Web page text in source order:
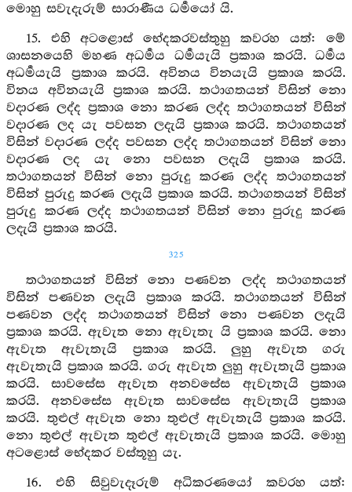
මොහු සවැදැරුම් සාරාණීය ධර්‍මයෝ යි.
15. එහි අටළොස් භේදකරවස්තුහු කවරහ යත්: මේ
ශාසනයෙහි මහණ අධර්‍මය ධර්‍මයැයි ප්‍රකාශ කරයි. ධර්‍මය
අධර්‍මයැයි ප්‍රකාශ කරයි. අවිනය විනයැයි ප්‍රකාශ කරයි.
විනය අවිනයැයි ප්‍රකාශ කරයි. තථාගතයන් විසින් නො
වදාරණ ලද්ද ප්‍රකාශ නො කරණ ලද්ද තථාගතයන් විසින්
වදාරණ ලද යැ පවසන ලදැයි ප්‍රකාශ කරයි. තථාගතයන්
විසින් වදාරණ ලද්ද පවසන ලද්ද තථාගතයන් විසින් නො
වදාරණ ලද යැ නො පවසන ලදැයි ප්‍රකාශ කරයි.
තථාගතයන් විසින් නො පුරුදු කරණ ලද්ද තථාගතයන්
විසින් පුරුදු කරණ ලදැයි ප්‍රකාශ කරයි. තථාගතයන් විසින්
පුරුදු කරණ ලද්ද තථාගතයන් විසින් නො පුරුදු කරණ
ලදැයි ප්‍රකාශ කරයි.
325
තථාගතයන් විසින් නො පණවන ලද්ද තථාගතයන්
විසින් පණවන ලදැයි ප්‍රකාශ කරයි. තථාගතයන් විසින්
පණවන ලද්ද තථාගතයන් විසින් නො පණවන ලදැයි
ප්‍රකාශ කරයි. ඇවැත නො ඇවැතැ යි ප්‍රකාශ කරයි. නො
ඇවැත ඇවැතැයි ප්‍රකාශ කරයි. ලුහු ඇවැත ගරු
ඇවැතැයි ප්‍රකාශ කරයි. ගරු ඇවැත ලුහු ඇවැතැයි ප්‍රකාශ
කරයි. සාවසේස ඇවැත අනවසේස ඇවැතැයි ප්‍රකාශ
කරයි. අනවසේස ඇවැත සාවසේස ඇවැතැයි ප්‍රකාශ
කරයි. තුළුල් ඇවැත නො තුළුල් ඇවැතැයි ප්‍රකාශ කරයි.
නො තුළුල් ඇවැත තුළුල් ඇවැතැයි ප්‍රකාශ කරයි. මොහු
අටළොස් භේදකර වස්තූහු යැ.
16. එහි සිවුවැදෑරුම් අධිකරණයෝ කවරහ යත්: